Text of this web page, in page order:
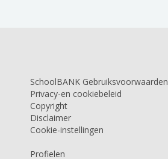
SchoolBANK Gebruiksvoorwaarden
Privacy-en cookiebeleid
Copyright
Disclaimer
Cookie-instellingen
Profielen